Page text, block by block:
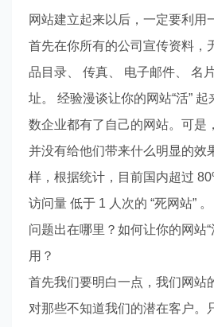
网站建立起来以后，一定要利用
首先在你所有的公司宣传资料，
品目录、 传真、 电子邮件、 名
址。 经验漫谈让你的网站“活”
数企业都有了自己的网站。可是
并没有给他们带来什么明显的效
样，根据统计，目前国内超过
访问量 低于 1 人次的 “死网站” 。
问题出在哪里？如何让你的网站
用？
首先我们要明白一点，我们网站
对那些不知道我们的潜在客户。